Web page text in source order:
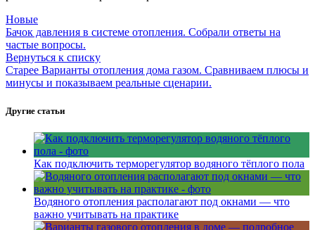
Новые
Бачок давления в системе отопления. Собрали ответы на
частые вопросы.
Вернуться к списку
Старее Варианты отопления дома газом. Сравниваем плюсы и
минусы и показываем реальные сценарии.
Другие статьи
Как подключить терморегулятор водяного тёплого пола
Водяного отопления располагают под окнами — что
важно учитывать на практике